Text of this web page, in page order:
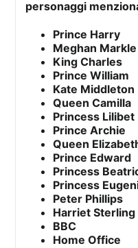
personaggi
Prince Harry
Meghan Markle
King Charles
Prince William
Kate Middleton
Queen Camilla
Princess Lilibet
Prince Archie
Queen
Prince Edward
Princess
Princess
Peter Phillips
Harriet Sterling
BBC
Home Office